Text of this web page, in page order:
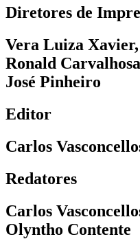
Diretores de
Vera Luiza Xavier,
Ronald
José Pinheiro
Editor
Carlos
Redatores
Carlos
Olyntho Contente